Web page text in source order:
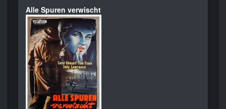
Alle Spuren verwischt